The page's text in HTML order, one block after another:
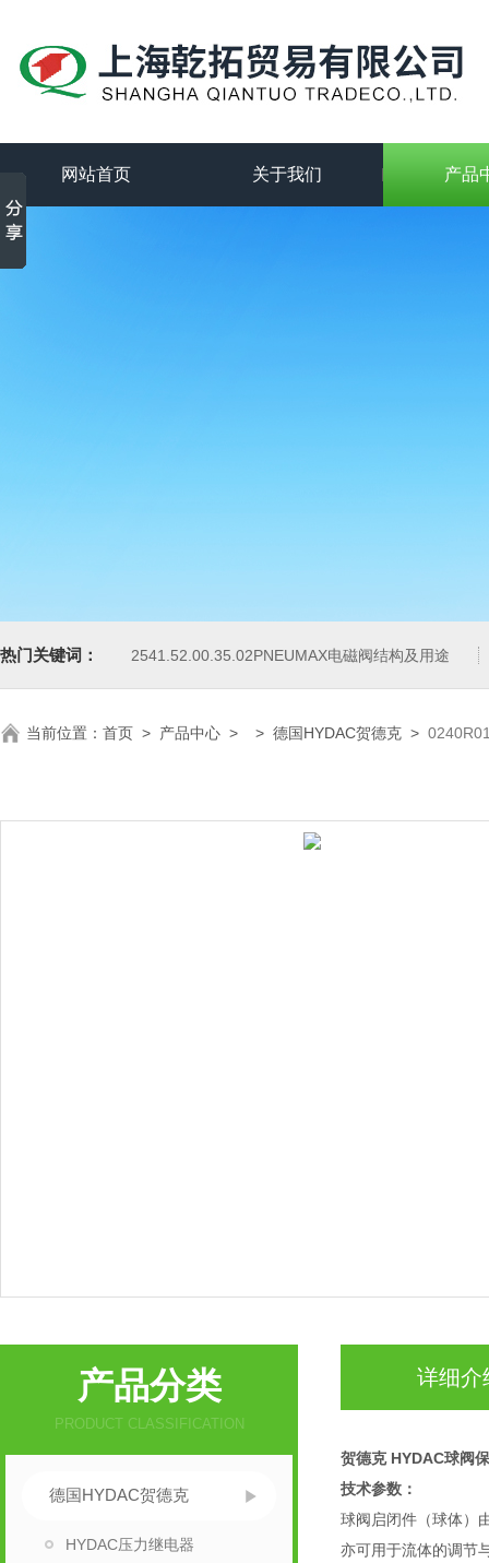
网站首页 关于我们 产品
热门关键词： 2541.52.00.35.02PNEUMAX电磁阀结构及用途
当前位置： 首页 > 产品中心 > > 德国HYDAC贺德克 >
产品分类
PRODUCT CLASSIFICATION
德国HYDAC贺德克
HYDAC压力继电器
详细介
贺德克 HYDAC球阀
技术参数：
球阀启闭件（球体）
亦可用于流体的调节